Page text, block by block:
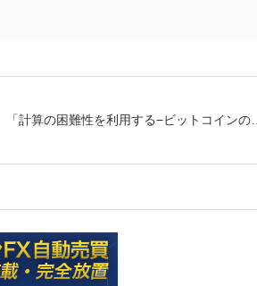
「計算の困難性を利用する−ビットコインの…